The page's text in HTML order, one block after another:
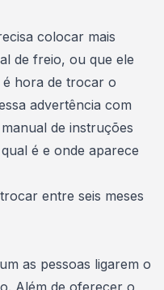
colocar mais
de freio, ou que ele
hora de trocar o
advertência com
de instruções
é e onde aparece
entre seis meses
as pessoas ligarem o
Além de oferecer o